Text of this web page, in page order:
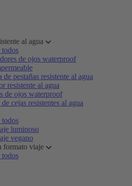
al agua
todos
de ojos waterproof
de pestañas resistente al agua
resistente al agua
de ojos waterproof
cejas resistentes al agua
todos
luminoso
vegano
formato viaje
todos